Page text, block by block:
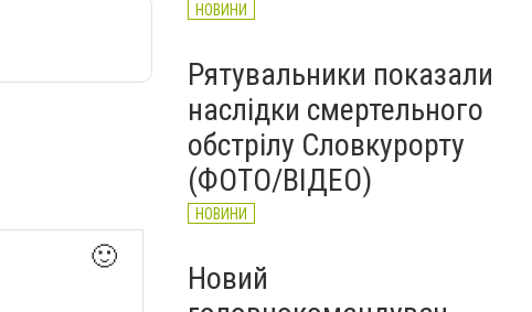
🙂
НОВИНИ
Рятувальники показали
наслідки смертельного
обстрілу Словкурорту
(ФОТО/ВІДЕО)
НОВИНИ
Новий